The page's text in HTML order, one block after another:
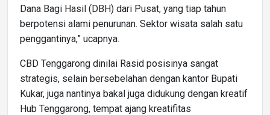
Dana Bagi Hasil (DBH) dari Pusat, yang tiap tahun
berpotensi alami penurunan. Sektor wisata salah satu
penggantinya,” ucapnya.
CBD Tenggarong dinilai Rasid posisinya sangat
strategis, selain bersebelahan dengan kantor Bupati
Kukar, juga nantinya bakal juga didukung dengan kreatif
Hub Tenggarong, tempat ajang kreatifitas